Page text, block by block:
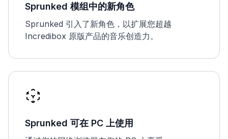
Sprunked 模组中的新角色
Sprunked 引入了新角色，以扩展您超越
Incredibox 原版产品的音乐创造力。
Sprunked 可在 PC 上使用